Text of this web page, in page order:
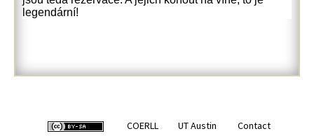
legendární!
COERLL UT Austin Contact